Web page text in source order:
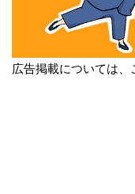
広告掲載については、